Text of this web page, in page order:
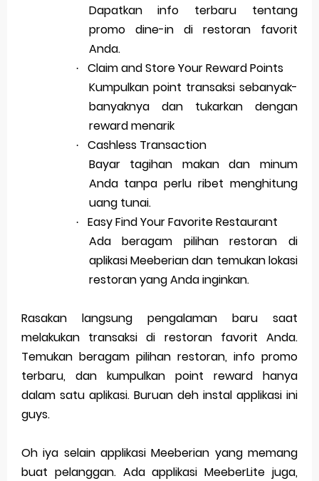
Dapatkan info terbaru tentang
promo dine-in di restoran favorit
Anda.
·
Claim and Store Your Reward Points
Kumpulkan point transaksi sebanyak-
banyaknya dan tukarkan dengan
reward menarik
·
Cashless Transaction
Bayar tagihan makan dan minum
Anda tanpa perlu ribet menghitung
uang tunai.
·
Easy Find Your Favorite Restaurant
Ada beragam pilihan restoran di
aplikasi Meeberian dan temukan lokasi
restoran yang Anda inginkan.
Rasakan langsung pengalaman baru saat
melakukan transaksi di restoran favorit Anda.
Temukan beragam pilihan restoran, info promo
terbaru, dan kumpulkan point reward hanya
dalam satu aplikasi. Buruan deh instal applikasi ini
guys.
Oh iya selain applikasi Meeberian yang memang
buat pelanggan. Ada applikasi MeeberLite juga,